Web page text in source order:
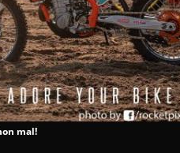
mal!